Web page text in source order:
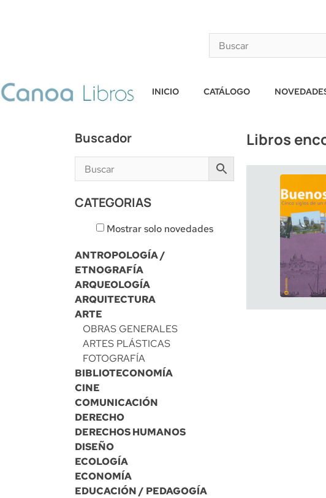
INICIO CATÁLOGO
Buscador
CATEGORIAS
Mostrar solo novedades
ANTROPOLOGÍA /
ETNOGRAFÍA
ARQUEOLOGÍA
ARQUITECTURA
ARTE
OBRAS GENERALES
ARTES PLÁSTICAS
FOTOGRAFÍA
BIBLIOTECONOMÍA
CINE
COMUNICACIÓN
DERECHO
DERECHOS HUMANOS
DISEÑO
ECOLOGÍA
ECONOMÍA
EDUCACIÓN / PEDAGOGÍA
Libros